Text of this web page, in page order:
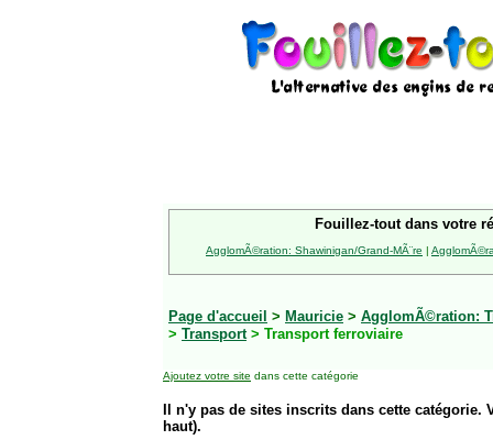
Fouillez-tout dans votre
AgglomÃ©ration: Shawinigan/Grand-MÃ¨re |
Page d'accueil > Mauricie > AgglomÃ©ration:
> Transport> Transport ferroviaire
Ajoutez votre site dans cette catégorie
Il n'y pas de sites inscrits dans cette
haut).